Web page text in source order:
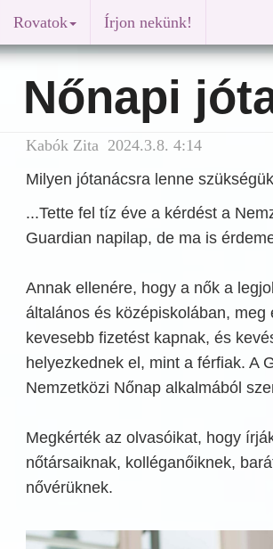
Rovatok Írjon nekünk!
Nőnapi
Kabók Zita 2024.3.8. 4:14
Milyen jótanácsra lenne
...Tette fel tíz éve a kérdést a
Guardian napilap, de ma is
Annak ellenére, hogy a nők a
általános és középiskolában, meg
kevesebb fizetést kapnak, és
helyezkednek el, mint a férfiak. A
Nemzetközi Nőnap alkalmából
Megkérték az olvasóikat, hogy
nőtársaiknak, kolléganőiknek,
nővérüknek.